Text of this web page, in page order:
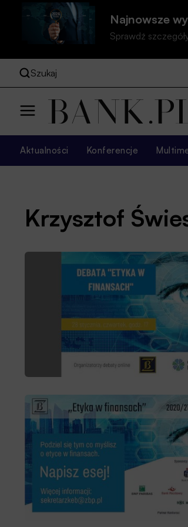
Najnowsze
Sprawdź
Szukaj
Aktualności Konferencje
Krzysztof